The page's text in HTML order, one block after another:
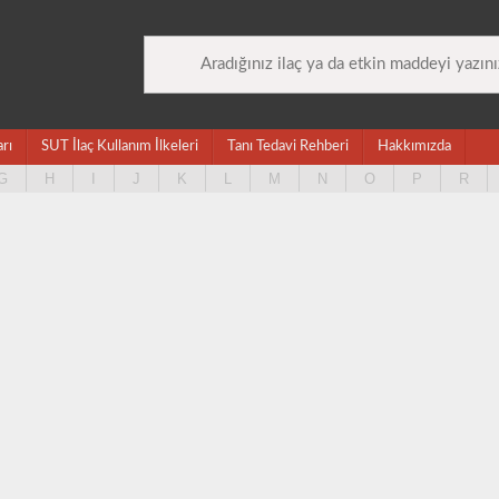
SUT İlaç Kullanım İlkeleri Tanı Tedavi Rehberi Hakkımızda
H J K L M N O P R